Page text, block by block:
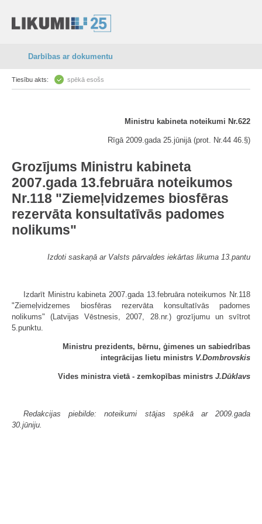
Darbības ar dokumentu
Tiesību akts: spēkā esošs
Ministru kabineta noteikumi Nr.622
Rīgā 2009.gada 25.jūnijā (prot. Nr.44 46.§)
Grozījums Ministru kabineta
2007.gada 13.februāra noteikumos
Nr.118 "Ziemeļvidzemes biosfēras
rezervāta konsultatīvās padomes
nolikums"
Izdoti saskaņā ar Valsts pārvaldes iekārtas likuma 13.pantu
Izdarīt Ministru kabineta 2007.gada 13.februāra noteikumos Nr.118
"Ziemeļvidzemes biosfēras rezervāta konsultatīvās padomes
nolikums" (Latvijas Vēstnesis, 2007, 28.nr.) grozījumu un svītrot
5.punktu.
Ministru prezidents, bērnu, ģimenes un sabiedrības
integrācijas lietu ministrs V.Dombrovskis
Vides ministra vietā - zemkopības ministrs J.Dūklavs
Redakcijas piebilde: noteikumi stājas spēkā ar 2009.gada
30.jūniju.